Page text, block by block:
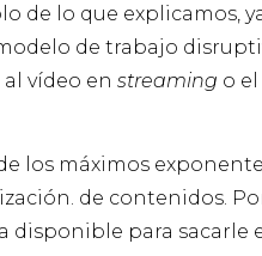
de lo que explicamos,
de trabajo
al vídeo enstreaming o
los máximos
de contenidos.
disponible para sacarle